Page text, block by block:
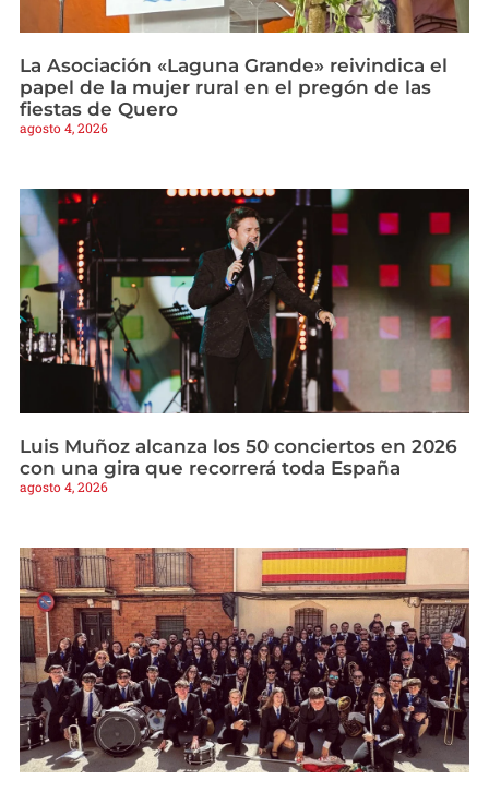
La Asociación «Laguna Grande» reivindica el
papel de la mujer rural en el pregón de las
fiestas de Quero
agosto 4, 2026
Luis Muñoz alcanza los 50 conciertos en 2026
con una gira que recorrerá toda España
agosto 4, 2026